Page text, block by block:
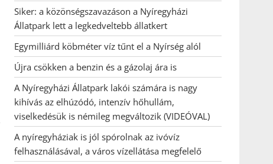
Siker: a közönségszavazáson a Nyíregyházi
Állatpark lett a legkedveltebb állatkert
Egymilliárd köbméter víz tűnt el a Nyírség alól
Újra csökken a benzin és a gázolaj ára is
A Nyíregyházi Állatpark lakói számára is nagy
kihívás az elhúzódó, intenzív hőhullám,
viselkedésük is némileg megváltozik (VIDEÓVAL)
A nyíregyháziak is jól spórolnak az ivóvíz
felhasználásával, a város vízellátása megfelelő